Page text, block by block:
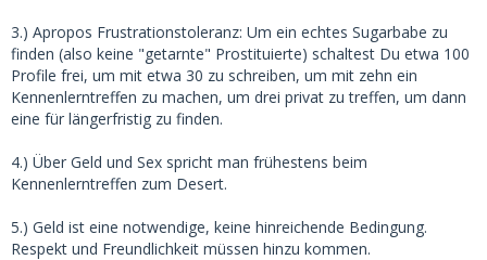
3.) Apropos Frustrationstoleranz: Um ein echtes Sugarbabe zu
finden (also keine "getarnte" Prostituierte) schaltest Du etwa 100
Profile frei, um mit etwa 30 zu schreiben, um mit zehn ein
Kennenlerntreffen zu machen, um drei privat zu treffen, um dann
eine für längerfristig zu finden.
4.) Über Geld und Sex spricht man frühestens beim
Kennenlerntreffen zum Desert.
5.) Geld ist eine notwendige, keine hinreichende Bedingung.
Respekt und Freundlichkeit müssen hinzu kommen.